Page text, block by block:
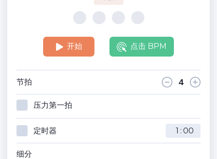
开始 点击 BPM
节拍
压力第一拍
定时器 :
细分